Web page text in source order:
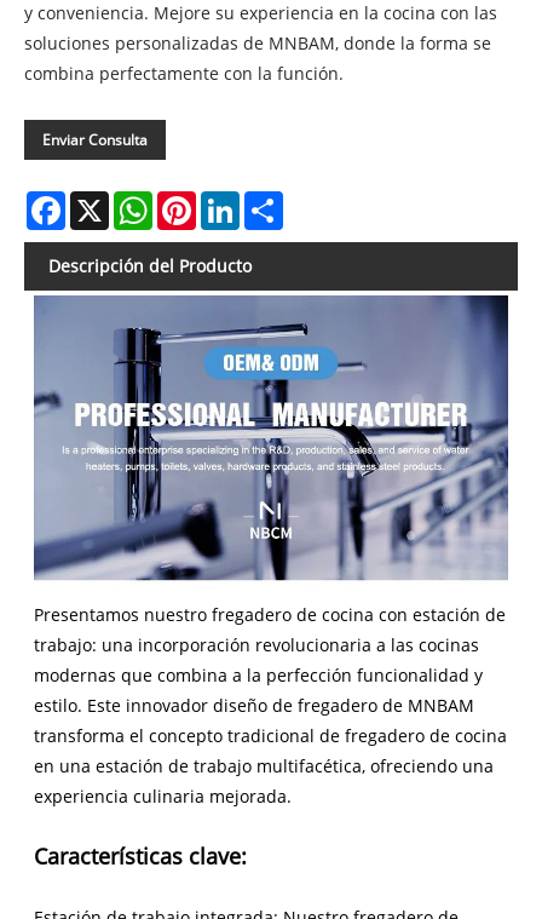
y conveniencia. Mejore su experiencia en la cocina con las
soluciones personalizadas de MNBAM, donde la forma se
combina perfectamente con la función.
Enviar Consulta
Facebook
X WhatsAppPinterestLinkedIn
Descripción del Producto
Presentamos nuestro fregadero de cocina con estación de
trabajo: una incorporación revolucionaria a las cocinas
modernas que combina a la perfección funcionalidad y
estilo. Este innovador diseño de fregadero de MNBAM
transforma el concepto tradicional de fregadero de cocina
en una estación de trabajo multifacética, ofreciendo una
experiencia culinaria mejorada.
Características clave: